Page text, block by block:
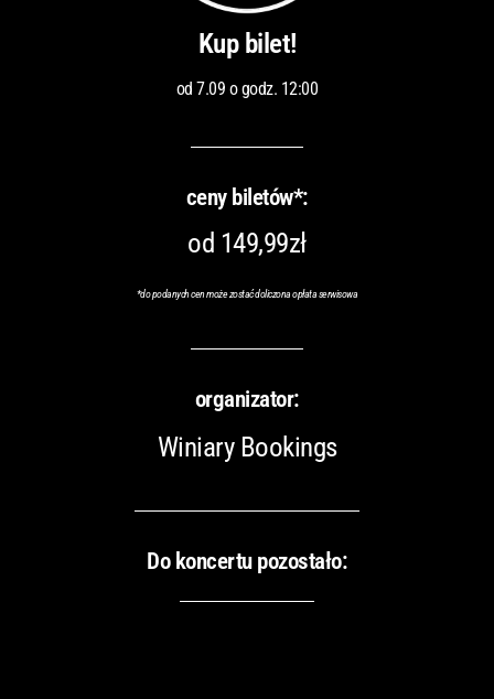
Kup bilet!
od 7.09 o godz. 12:00
ceny biletów*:
od 149,99zł
*do podanych cen może zostać doliczona opłata serwisowa
organizator:
Winiary Bookings
Do koncertu pozostało: